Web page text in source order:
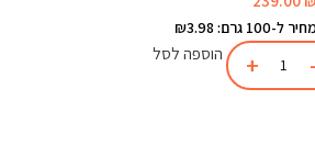
ל-100 גרם: ₪3.98
הוספה לסל